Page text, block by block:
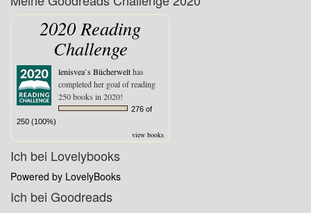
2020 Reading
Challenge
lenisvea`s Bücherwelthas
completed her goal of reading
250 books in 2020!
276 of
250 (100%)
view books
Ich bei Lovelybooks
Powered by LovelyBooks
Ich bei Goodreads